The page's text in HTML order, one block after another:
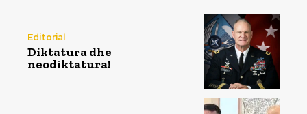
Editorial
Diktatura dhe
neodiktatura!